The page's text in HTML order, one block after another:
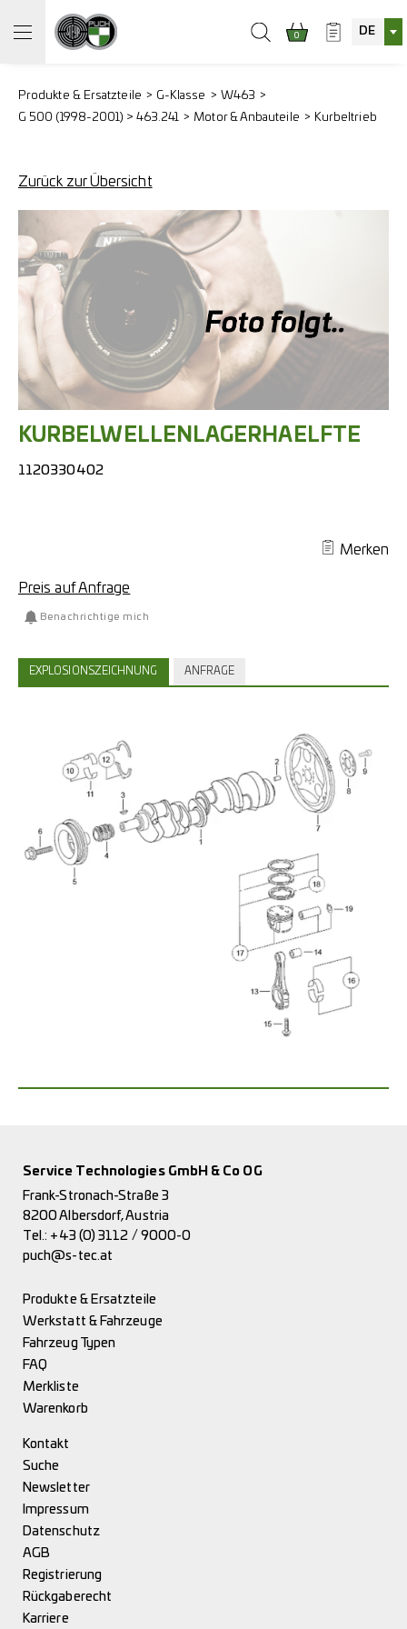
0 DE
Produkte & Ersatzteile G-Klasse
W463
G 500 (1998-2001) > 463.241
Motor & Anbauteile Kurbeltrieb
Zurück zur Übersicht
KURBELWELLENLAGERHAELFTE
1120330402
Merken
Preis auf Anfrage
Benachrichtige mich
EXPLOSIONSZEICHNUNG ANFRAGE
Service Technologies GmbH & Co OG
Frank-Stronach-Straße 3
8200 Albersdorf, Austria
Tel.: +43 (0) 3112 / 9000-0
puch@s-tec.at
Produkte & Ersatzteile
Werkstatt & Fahrzeuge
Fahrzeug Typen
FAQ
Merkliste
Warenkorb
Kontakt
Suche
Newsletter
Impressum
Datenschutz
AGB
Registrierung
Rückgaberecht
Karriere